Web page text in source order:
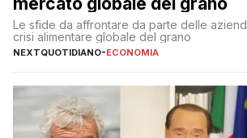
Le sfide da affrontare da parte delle
crisi alimentare globale del grano
NEXTQUOTIDIANO-ECONOMIA